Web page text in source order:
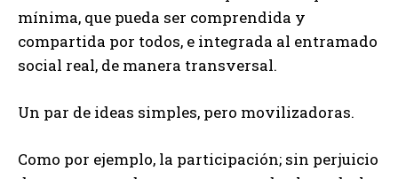
mínima, que pueda ser comprendida y
compartida por todos, e integrada al entramado
social real, de manera transversal.
Un par de ideas simples, pero movilizadoras.
Como por ejemplo, la participación; sin perjuicio